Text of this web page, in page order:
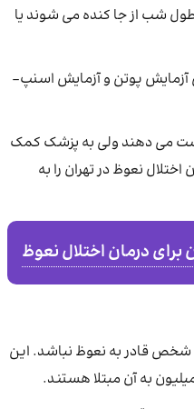
شب از جا کنده می شوند یا
آزمایش پوتن و آزمایش اسنپ-
می دهند ولی به پزشک کمک
نعوظ در تهران را به
شخص قادر به نعوظ نباشد. این